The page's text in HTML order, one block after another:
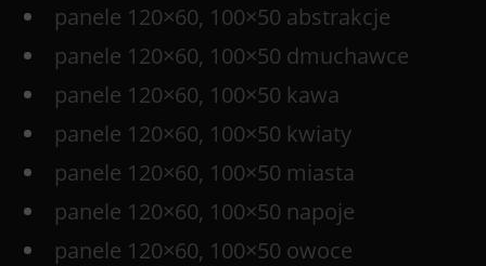
panele 120×60, 100×50 abstrakcje
panele 120×60, 100×50 dmuchawce
panele 120×60, 100×50 kawa
panele 120×60, 100×50 kwiaty
panele 120×60, 100×50 miasta
panele 120×60, 100×50 napoje
panele 120×60, 100×50 owoce